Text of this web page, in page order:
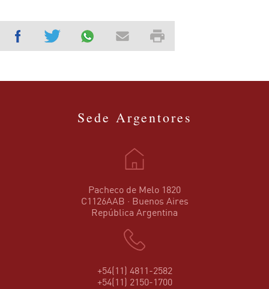
Sede Argentores
Pacheco de Melo 1820
C1126AAB · Buenos Aires
República Argentina
+54(11) 4811-2582
+54(11) 2150-1700